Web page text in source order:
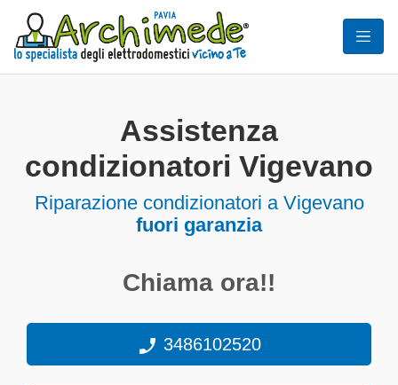
Assistenza
condizionatori Vigevano
Riparazione condizionatori a Vigevano
fuori garanzia
Chiama ora!!
3486102520